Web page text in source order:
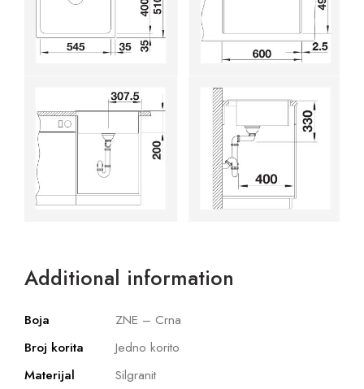
Additional information
Boja
ZNE – Crna
Broj korita
Jedno korito
Materijal
Silgranit